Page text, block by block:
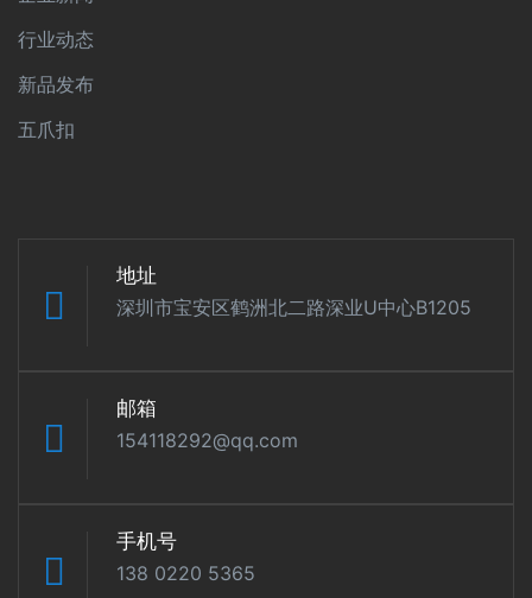
行业动态
新品发布
五爪扣
地址
深圳市宝安区鹤洲北二路深业U中心B1205
邮箱
154118292@qq.com
手机号
138 0220 5365